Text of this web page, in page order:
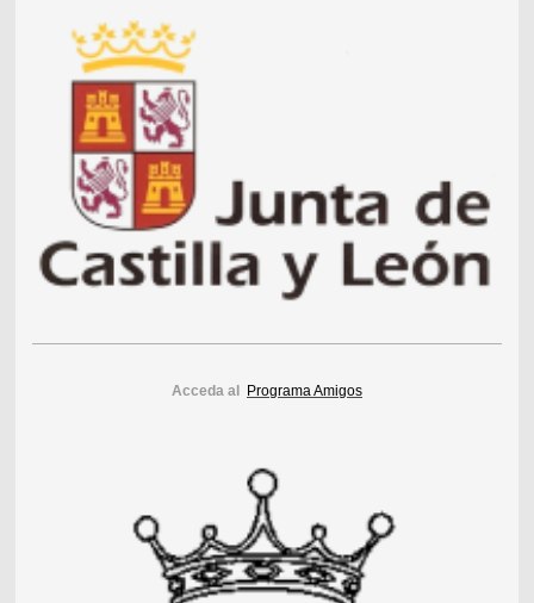
Acceda al Programa Amigos